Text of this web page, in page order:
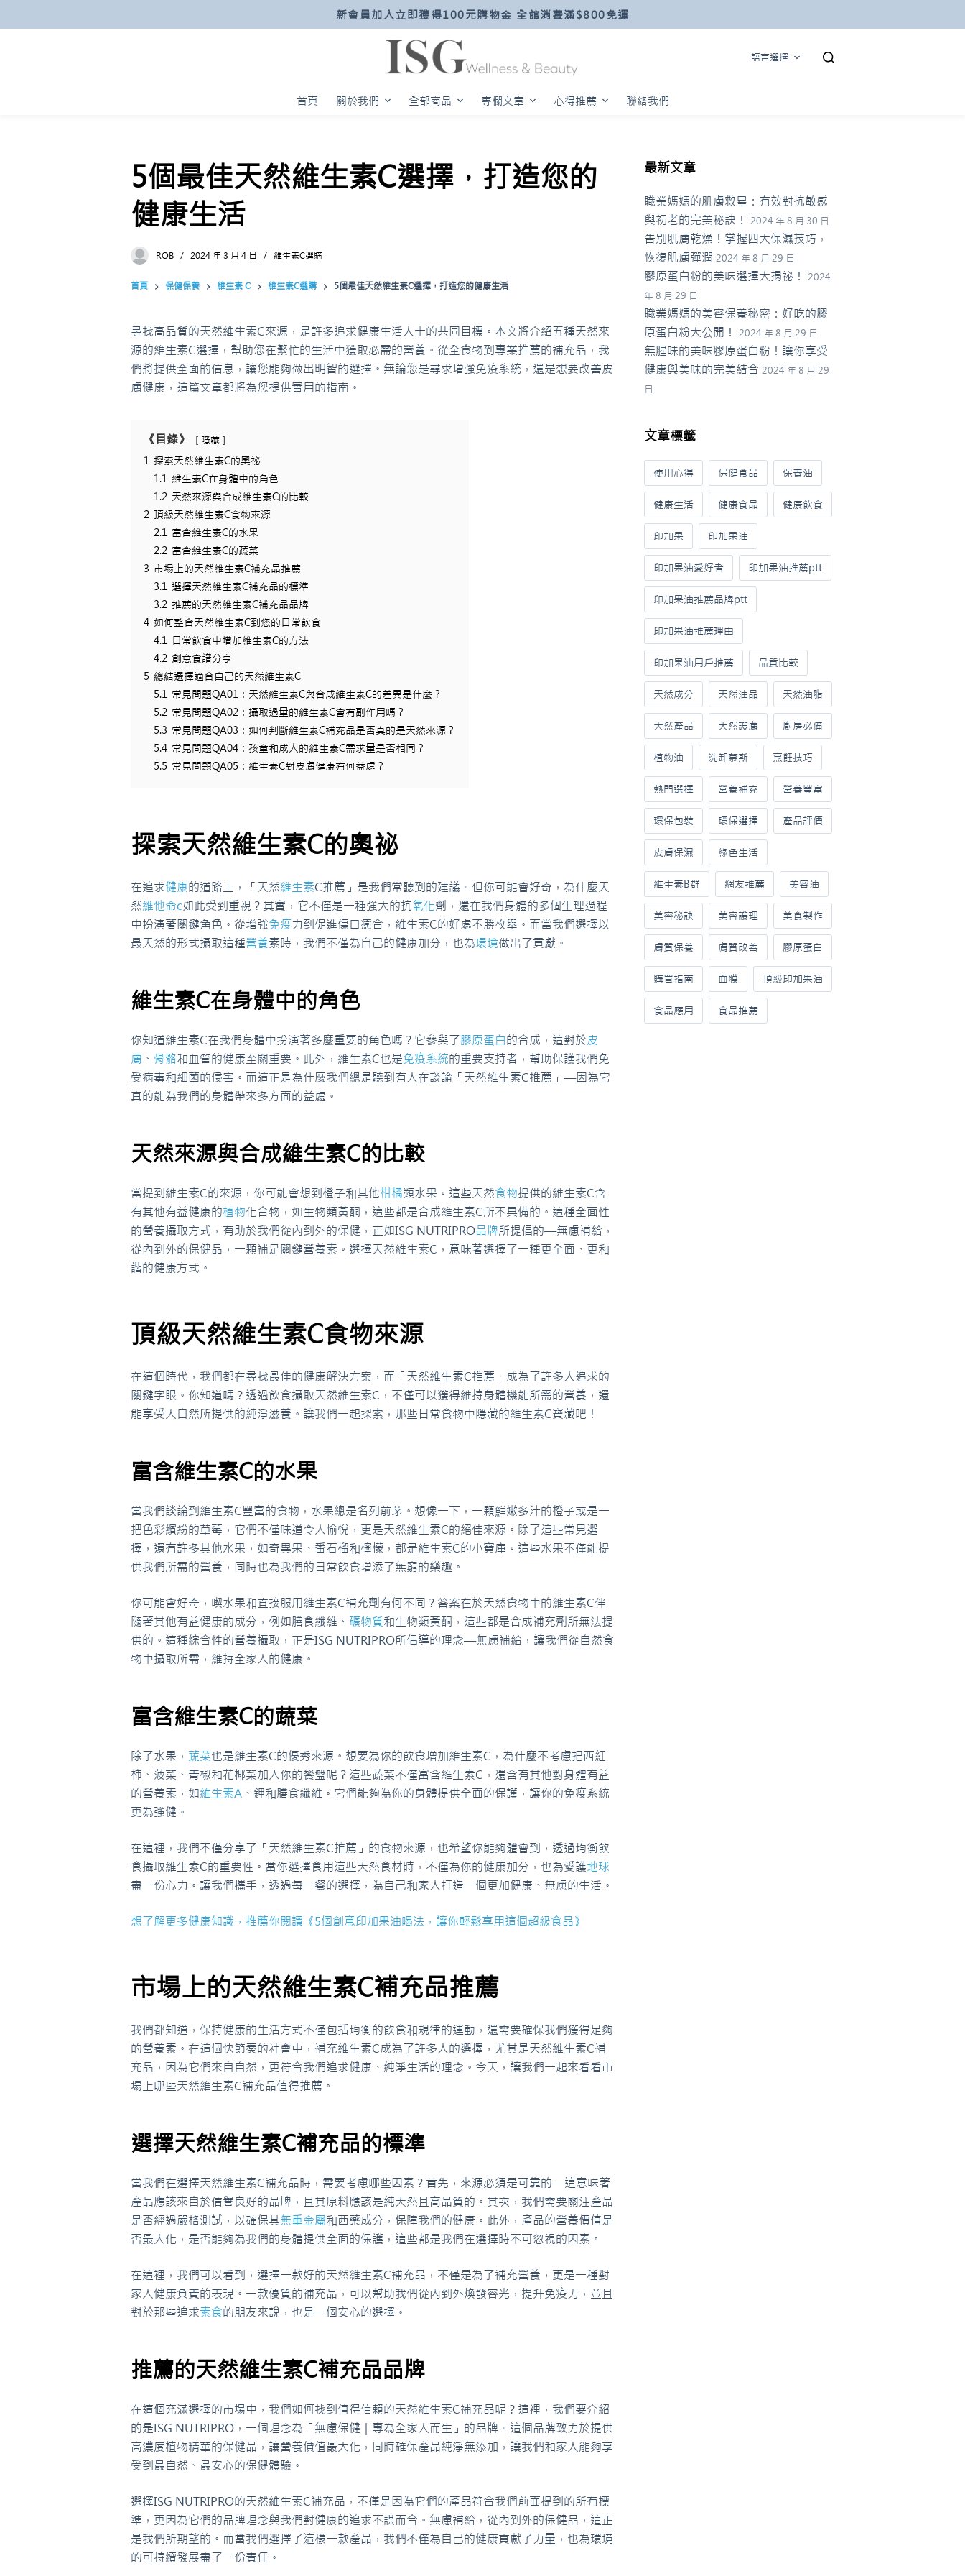
新會員加入立即獲得100元購物金 全館消費滿$800免運
語言選擇
首頁 關於我們 全部商品 專欄文章 心得推薦 聯絡我們
5個最佳天然維生素C選擇，打造您的
健康生活
ROB 2024 年 3 月 4 日 維生素C選購
首頁 保健保養 維生素 C 維生素C選購 5個最佳天然維生素C選擇，打造您的健康生活
尋找高品質的天然維生素C來源，是許多追求健康生活人士的共同目標。本文將介紹五種天然來
源的維生素C選擇，幫助您在繁忙的生活中獲取必需的營養。從全食物到專業推薦的補充品，我
們將提供全面的信息，讓您能夠做出明智的選擇。無論您是尋求增強免疫系統，還是想要改善皮
膚健康，這篇文章都將為您提供實用的指南。
《目錄》 隱藏
1 探索天然維生素C的奧祕
1.1 維生素C在身體中的角色
1.2 天然來源與合成維生素C的比較
2 頂級天然維生素C食物來源
2.1 富含維生素C的水果
2.2 富含維生素C的蔬菜
3 市場上的天然維生素C補充品推薦
3.1 選擇天然維生素C補充品的標準
3.2 推薦的天然維生素C補充品品牌
4 如何整合天然維生素C到您的日常飲食
4.1 日常飲食中增加維生素C的方法
4.2 創意食譜分享
5 總結選擇適合自己的天然維生素C
5.1 常見問題QA01：天然維生素C與合成維生素C的差異是什麼？
5.2 常見問題QA02：攝取過量的維生素C會有副作用嗎？
5.3 常見問題QA03：如何判斷維生素C補充品是否真的是天然來源？
5.4 常見問題QA04：孩童和成人的維生素C需求量是否相同？
5.5 常見問題QA05：維生素C對皮膚健康有何益處？
探索天然維生素C的奧祕
在追求健康的道路上，「天然維生素C推薦」是我們常聽到的建議。但你可能會好奇，為什麼天
然維他命c如此受到重視？其實，它不僅是一種強大的抗氧化劑，還在我們身體的多個生理過程
中扮演著關鍵角色。從增強免疫力到促進傷口癒合，維生素C的好處不勝枚舉。而當我們選擇以
最天然的形式攝取這種營養素時，我們不僅為自己的健康加分，也為環境做出了貢獻。
維生素C在身體中的角色
你知道維生素C在我們身體中扮演著多麼重要的角色嗎？它參與了膠原蛋白的合成，這對於皮
膚 、 骨骼和血管的健康至關重要。此外，維生素C也是免疫系統的重要支持者，幫助保護我們免
受病毒和細菌的侵害。而這正是為什麼我們總是聽到有人在談論「天然維生素C推薦」—因為它
真的能為我們的身體帶來多方面的益處。
天然來源與合成維生素C的比較
當提到維生素C的來源，你可能會想到橙子和其他柑橘類水果。這些天然食物提供的維生素C含
有其他有益健康的植物化合物，如生物類黃酮，這些都是合成維生素C所不具備的。這種全面性
的營養攝取方式，有助於我們從內到外的保健，正如ISG NUTRIPRO品牌所提倡的—無慮補給，
從內到外的保健品，一顆補足關鍵營養素。選擇天然維生素C，意味著選擇了一種更全面、更和
諧的健康方式。
頂級天然維生素C食物來源
在這個時代，我們都在尋找最佳的健康解決方案，而「天然維生素C推薦」成為了許多人追求的
關鍵字眼。你知道嗎？透過飲食攝取天然維生素C，不僅可以獲得維持身體機能所需的營養，還
能享受大自然所提供的純淨滋養。讓我們一起探索，那些日常食物中隱藏的維生素C寶藏吧！
富含維生素C的水果
當我們談論到維生素C豐富的食物，水果總是名列前茅。想像一下，一顆鮮嫩多汁的橙子或是一
把色彩繽紛的草莓，它們不僅味道令人愉悅，更是天然維生素C的絕佳來源。除了這些常見選
擇，還有許多其他水果，如奇異果、番石榴和檸檬，都是維生素C的小寶庫。這些水果不僅能提
供我們所需的營養，同時也為我們的日常飲食增添了無窮的樂趣。
你可能會好奇，喫水果和直接服用維生素C補充劑有何不同？答案在於天然食物中的維生素C伴
隨著其他有益健康的成分，例如膳食纖維、 礦物質和生物類黃酮，這些都是合成補充劑所無法提
供的。這種綜合性的營養攝取，正是ISG NUTRIPRO所倡導的理念—無慮補給，讓我們從自然食
物中攝取所需，維持全家人的健康。
富含維生素C的蔬菜
除了水果， 蔬菜也是維生素C的優秀來源。想要為你的飲食增加維生素C，為什麼不考慮把西紅
柿、菠菜、青椒和花椰菜加入你的餐盤呢？這些蔬菜不僅富含維生素C，還含有其他對身體有益
的營養素，如維生素A 、鉀和膳食纖維。它們能夠為你的身體提供全面的保護，讓你的免疫系統
更為強健。
在這裡，我們不僅分享了「天然維生素C推薦」的食物來源，也希望你能夠體會到，透過均衡飲
食攝取維生素C的重要性。當你選擇食用這些天然食材時，不僅為你的健康加分，也為愛護地球
盡一份心力。讓我們攜手，透過每一餐的選擇，為自己和家人打造一個更加健康、無慮的生活。
想了解更多健康知識，推薦你閱讀《5個創意印加果油喝法，讓你輕鬆享用這個超級食品》
市場上的天然維生素C補充品推薦
我們都知道，保持健康的生活方式不僅包括均衡的飲食和規律的運動，還需要確保我們獲得足夠
的營養素。在這個快節奏的社會中，補充維生素C成為了許多人的選擇，尤其是天然維生素C補
充品，因為它們來自自然，更符合我們追求健康、純淨生活的理念。今天，讓我們一起來看看市
場上哪些天然維生素C補充品值得推薦。
選擇天然維生素C補充品的標準
當我們在選擇天然維生素C補充品時，需要考慮哪些因素？首先，來源必須是可靠的—這意味著
產品應該來自於信譽良好的品牌，且其原料應該是純天然且高品質的。其次，我們需要關注產品
是否經過嚴格測試，以確保其無重金屬和西藥成分，保障我們的健康。此外，產品的營養價值是
否最大化，是否能夠為我們的身體提供全面的保護，這些都是我們在選擇時不可忽視的因素。
在這裡，我們可以看到，選擇一款好的天然維生素C補充品，不僅是為了補充營養，更是一種對
家人健康負責的表現。一款優質的補充品，可以幫助我們從內到外煥發容光，提升免疫力，並且
對於那些追求素食的朋友來說，也是一個安心的選擇。
推薦的天然維生素C補充品品牌
在這個充滿選擇的市場中，我們如何找到值得信賴的天然維生素C補充品呢？這裡，我們要介紹
的是ISG NUTRIPRO，一個理念為「無慮保健｜專為全家人而生」的品牌。這個品牌致力於提供
高濃度植物精華的保健品，讓營養價值最大化，同時確保產品純淨無添加，讓我們和家人能夠享
受到最自然、最安心的保健體驗。
選擇ISG NUTRIPRO的天然維生素C補充品，不僅是因為它們的產品符合我們前面提到的所有標
準，更因為它們的品牌理念與我們對健康的追求不謀而合。無慮補給，從內到外的保健品，這正
是我們所期望的。而當我們選擇了這樣一款產品，我們不僅為自己的健康貢獻了力量，也為環境
的可持續發展盡了一份責任。
最新文章
職業媽媽的肌膚救星：有效對抗敏感
與初老的完美秘訣！
2024 年 8 月 30 日
告別肌膚乾燥！掌握四大保濕技巧，
恢復肌膚彈潤 2024 年 8 月 29 日
膠原蛋白粉的美味選擇大揭祕！
2024
年 8 月 29 日
職業媽媽的美容保養秘密：好吃的膠
原蛋白粉大公開！
2024 年 8 月 29 日
無腥味的美味膠原蛋白粉！讓你享受
健康與美味的完美結合 2024 年 8 月 29
日
文章標籤
使用心得 保健食品 保養油
健康生活 健康食品 健康飲食
印加果 印加果油
印加果油愛好者 印加果油推薦ptt
印加果油推薦品牌ptt
印加果油推薦理由
印加果油用戶推薦 品質比較
天然成分 天然油品 天然油脂
天然產品 天然護膚 廚房必備
植物油 洗卸慕斯 烹飪技巧
熱門選擇 營養補充 營養豐富
環保包裝 環保選擇 產品評價
皮膚保濕 綠色生活
維生素B群 網友推薦 美容油
美容秘訣 美容護理 美食製作
膚質保養 膚質改善 膠原蛋白
購買指南 面膜 頂級印加果油
食品應用 食品推薦